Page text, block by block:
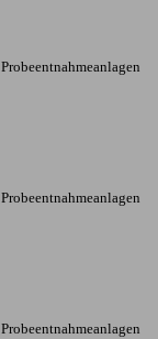
Probeentnahmeanlagen
Probeentnahmeanlagen
Probeentnahmeanlagen